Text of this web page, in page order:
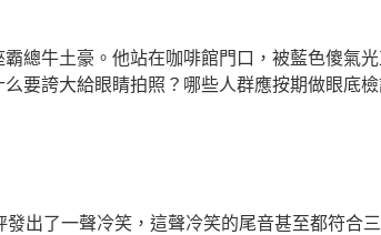
牛土豪。他站在咖啡館門口，被藍色傻氣光
要誇大給眼睛拍照？哪些人群應按期做眼底檢
發出了一聲冷笑，這聲冷笑的尾音甚至都符合